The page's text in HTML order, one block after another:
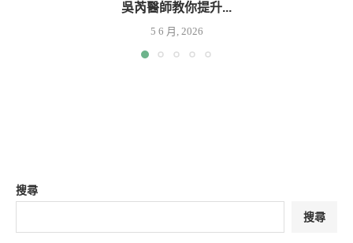
吳芮醫師教你提升...
5 6 月, 2026
搜尋
搜尋